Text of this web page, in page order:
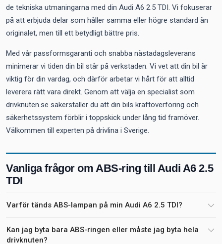
de tekniska utmaningarna med din Audi A6 2.5 TDI. Vi fokuserar
på att erbjuda delar som håller samma eller högre standard än
originalet, men till ett betydligt bättre pris.
Med vår passformsgaranti och snabba nästadagsleverans
minimerar vi tiden din bil står på verkstaden. Vi vet att din bil är
viktig för din vardag, och därför arbetar vi hårt för att alltid
leverera rätt vara direkt. Genom att välja en specialist som
drivknuten.se säkerställer du att din bils kraftöverföring och
säkerhetssystem förblir i toppskick under lång tid framöver.
Välkommen till experten på drivlina i Sverige.
Vanliga frågor om ABS-ring till Audi A6 2.5
TDI
Varför tänds ABS-lampan på min Audi A6 2.5 TDI?
Kan jag byta bara ABS-ringen eller måste jag byta hela
drivknuten?